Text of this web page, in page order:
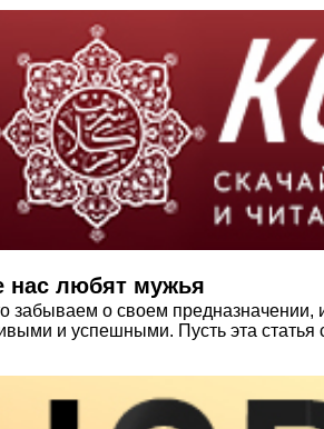
нас любят мужья
забываем о своем
и успешными. Пусть эта статья